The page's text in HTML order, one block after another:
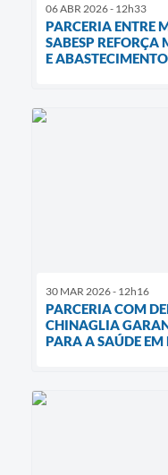
06 ABR 2026 - 12h33
PARCERIA ENTRE
SABESP REFORÇA
E ABASTECIMENTO
30 MAR 2026 - 12h16
PARCERIA COM
CHINAGLIA
PARA A SAÚDE EM